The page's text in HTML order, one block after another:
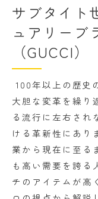
ランド
サブタイト
ュアリーブ
（GUCCI）
100年以上の歴史
大胆な変革を繰り
る流行に左右され
ける革新性にあり
業から現在に至る
も高い需要を誇る
チのアイテムが高